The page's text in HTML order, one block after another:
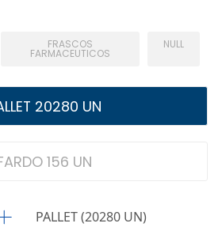
FRASCOS
FARMACEUTICOS
NULL
20280 UN
156 UN
PALLET (20280 UN)